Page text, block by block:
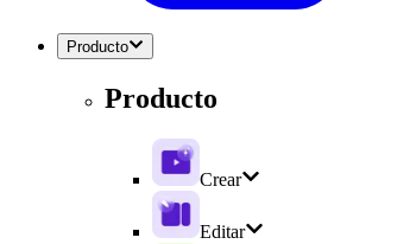
Producto
Producto
Crear
Editar